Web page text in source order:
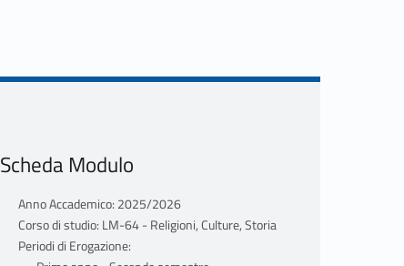
Scheda Modulo
Anno Accademico: 2025/2026
Corso di studio: LM-64 - Religioni, Culture, Storia
Periodi di Erogazione: